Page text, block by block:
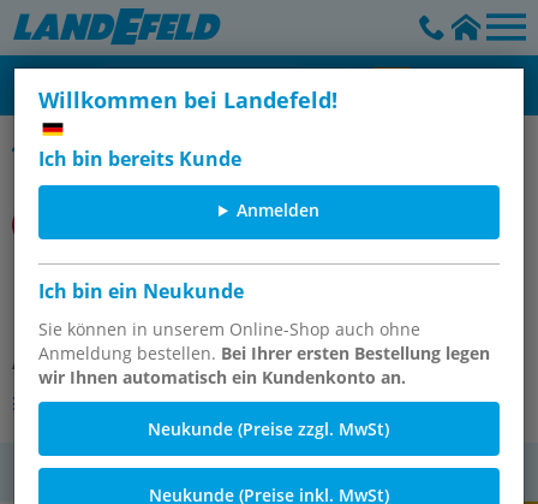
Willkommen bei Landefeld!
Ich bin bereits Kunde
Anmelden
Ich bin ein Neukunde
Sie können in unserem Online-Shop auch ohne
Anmeldung bestellen. Bei Ihrer ersten Bestellung legen
wir Ihnen automatisch ein Kundenkonto an.
Neukunde (Preise zzgl. MwSt)
Neukunde (Preise inkl. MwSt)
Olympian 64
R64J-NNT-NMN
DruckreglerSauerstoffModul
Artikelnummer: OT-IMI129210
Andere Varianten des Artikels
MwSt.